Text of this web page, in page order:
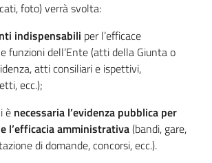
foto) verrà svolta:
indispensabili per l’efficace
funzioni dell’Ente (atti della Giunta o
atti consiliari e ispettivi,
ecc.);
è necessaria l’evidenza pubblica per
l’efficacia amministrativa(bandi, gare,
di domande, concorsi, ecc.).